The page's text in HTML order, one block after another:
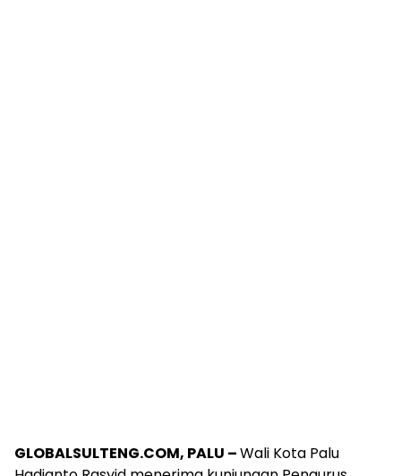
GLOBALSULTENG.COM, PALU –Wali Kota Palu